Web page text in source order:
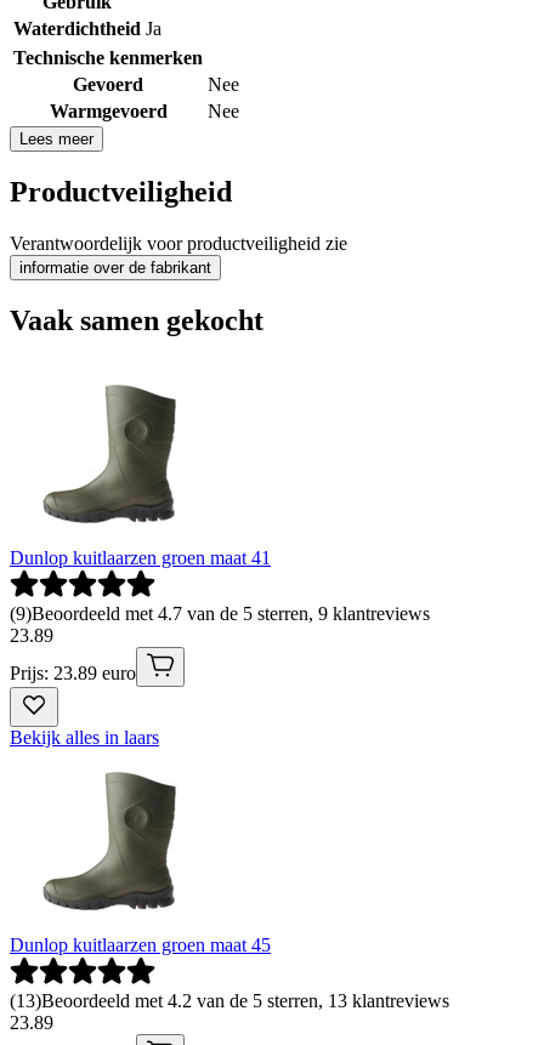
Waterdichtheid Ja
Technische kenmerken
Gevoerd
Nee
Warmgevoerd
Nee
Lees meer
Productveiligheid
Verantwoordelijk voor productveiligheid zie
informatie over de fabrikant
Vaak samen gekocht
Dunlop kuitlaarzen groen maat 41
(9)Beoordeeld met 4.7 van de 5 sterren, 9 klantreviews
23.89
Prijs: 23.89 euro
Bekijk alles in laars
Dunlop kuitlaarzen groen maat 45
(13)Beoordeeld met 4.2 van de 5 sterren, 13 klantreviews
23.89